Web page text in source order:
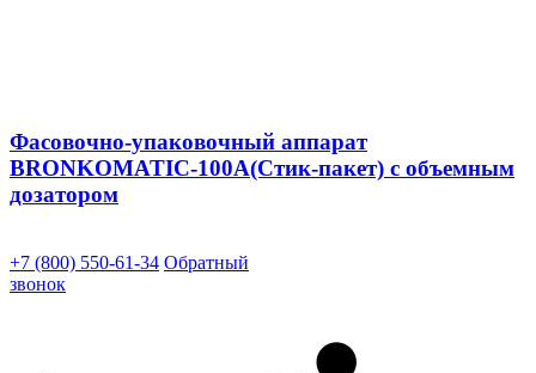
Фасовочно-упаковочный аппарат
BRONKOMATIC-100A(Стик-пакет) с объемным
дозатором
+7 (800) 550-61-34 Обратный
звонок